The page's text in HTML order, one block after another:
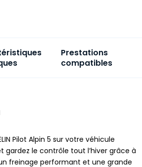
Prestations
compatibles
Pilot Alpin 5 sur votre véhicule
le contrôle tout l’hiver grâce à
freinage performant et une grande